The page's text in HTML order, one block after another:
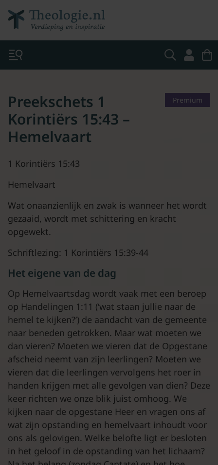
Premium
Preekschets 1
Korintiërs 15:43 –
Hemelvaart
1 Korintiërs 15:43
Hemelvaart
Wat onaanzienlijk en zwak is wanneer het wordt
gezaaid, wordt met schittering en kracht
opgewekt.
Schriftlezing: 1 Korintiërs 15:39-44
Het eigene van de dag
Op Hemelvaartsdag wordt vaak met een beroep
op Handelingen 1:11 (‘wat staan jullie naar de
hemel te kijken?’) de aandacht van de gemeente
naar beneden getrokken. Maar wat moeten we
dan vieren? Moeten we vieren dat de Opgestane
afscheid neemt van zijn leerlingen? Moeten we
vieren dat die leerlingen vervolgens het roer in
handen krijgen met alle gevolgen van dien? Deze
keer richten we onze blik juist omhoog. We
kijken naar de opgestane Heer en vragen ons af
wat zijn opstanding en hemelvaart inhoudt voor
ons als gelovigen. Welke belofte ligt er besloten
in het geloof in de opstanding van het lichaam?